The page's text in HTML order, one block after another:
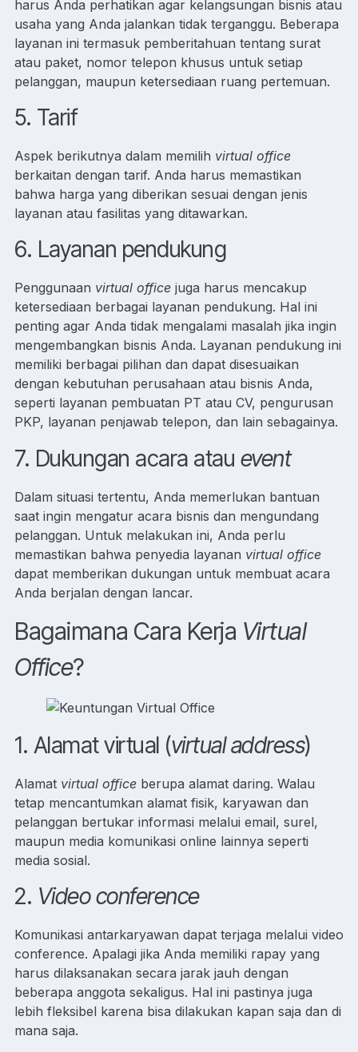
harus Anda perhatikan agar kelangsungan bisnis atau
usaha yang Anda jalankan tidak terganggu. Beberapa
layanan ini termasuk pemberitahuan tentang surat
atau paket, nomor telepon khusus untuk setiap
pelanggan, maupun ketersediaan ruang pertemuan.
5. Tarif
Aspek berikutnya dalam memilih virtual office
berkaitan dengan tarif. Anda harus memastikan
bahwa harga yang diberikan sesuai dengan jenis
layanan atau fasilitas yang ditawarkan.
6. Layanan pendukung
Penggunaan virtual office juga harus mencakup
ketersediaan berbagai layanan pendukung. Hal ini
penting agar Anda tidak mengalami masalah jika ingin
mengembangkan bisnis Anda. Layanan pendukung ini
memiliki berbagai pilihan dan dapat disesuaikan
dengan kebutuhan perusahaan atau bisnis Anda,
seperti layanan pembuatan PT atau CV, pengurusan
PKP, layanan penjawab telepon, dan lain sebagainya.
7. Dukungan acara atau event
Dalam situasi tertentu, Anda memerlukan bantuan
saat ingin mengatur acara bisnis dan mengundang
pelanggan. Untuk melakukan ini, Anda perlu
memastikan bahwa penyedia layanan virtual office
dapat memberikan dukungan untuk membuat acara
Anda berjalan dengan lancar.
Bagaimana Cara Kerja Virtual
Office?
1. Alamat virtual (virtual address)
Alamat virtual office berupa alamat daring. Walau
tetap mencantumkan alamat fisik, karyawan dan
pelanggan bertukar informasi melalui email, surel,
maupun media komunikasi online lainnya seperti
media sosial.
2. Video conference
Komunikasi antarkaryawan dapat terjaga melalui video
conference. Apalagi jika Anda memiliki rapay yang
harus dilaksanakan secara jarak jauh dengan
beberapa anggota sekaligus. Hal ini pastinya juga
lebih fleksibel karena bisa dilakukan kapan saja dan di
mana saja.